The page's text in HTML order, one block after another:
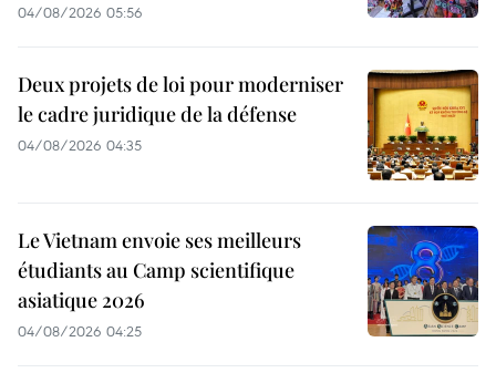
04/08/2026 05:56
Deux projets de loi pour moderniser
le cadre juridique de la défense
04/08/2026 04:35
Le Vietnam envoie ses meilleurs
étudiants au Camp scientifique
asiatique 2026
04/08/2026 04:25